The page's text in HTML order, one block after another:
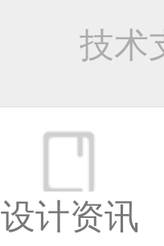
工业-
8年前
技术
设计资讯